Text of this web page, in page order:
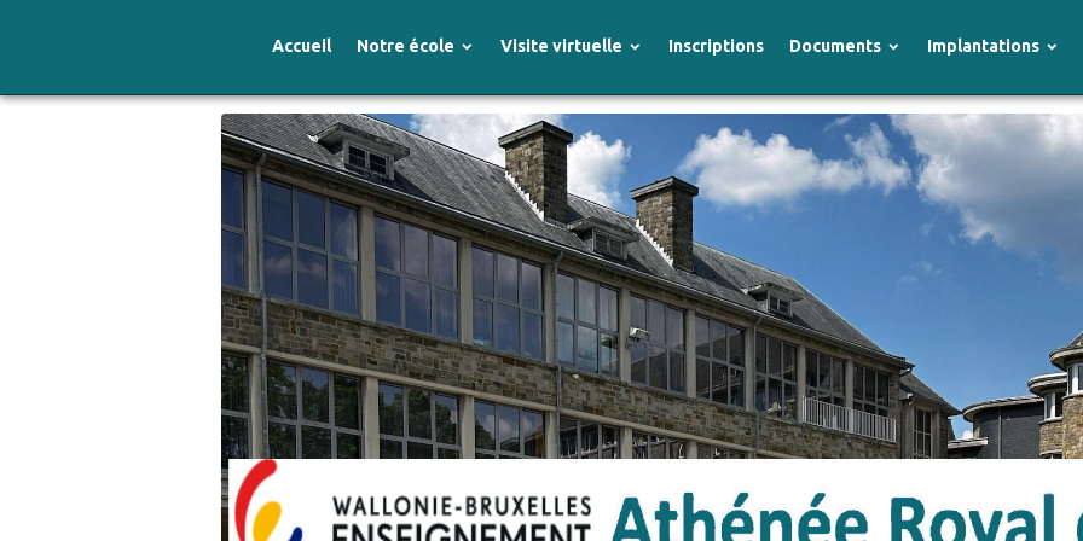
Accueil Notre école Visite virtuelle Inscriptions Documents Implantations